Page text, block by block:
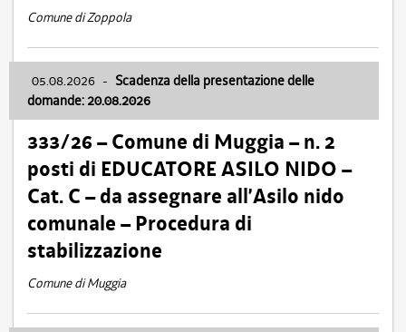
Comune di Zoppola
05.08.2026 - Scadenza della presentazione delle
domande: 20.08.2026
333/26 – Comune di Muggia – n. 2
posti di EDUCATORE ASILO NIDO –
Cat. C – da assegnare all’Asilo nido
comunale – Procedura di
stabilizzazione
Comune di Muggia